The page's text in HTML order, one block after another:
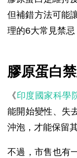
但補錯方法可能
理的6大常見禁忌
膠原蛋白
《印度國家科學
能開始變性、失
沖泡，才能保留
不過，市售也有